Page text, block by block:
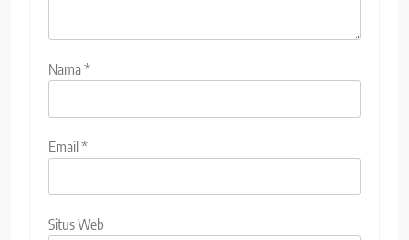
Nama*
Email*
Situs Web